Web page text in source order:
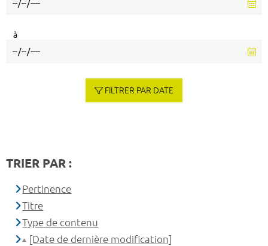
à
FILTRER PAR DATE
TRIER PAR :
Pertinence
Titre
Type de contenu
[Date de dernière modification]